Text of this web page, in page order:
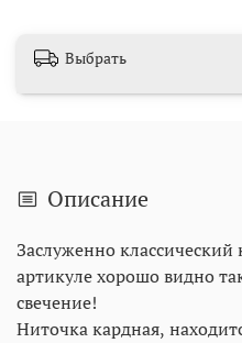
Выбрать
Описание
Заслуженно
артикуле хорошо видно
свечение!
Ниточка кардная,